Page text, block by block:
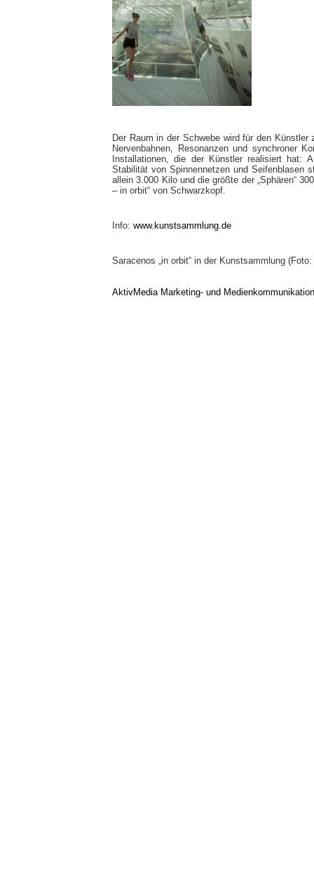
Der Raum in der Schwebe wird für den
Nervenbahnen, Resonanzen und synchroner
Installationen, die der Künstler realisiert hat:
Stabilität von Spinnennetzen und Seifenblasen
allein 3.000 Kilo und die größte der „Sphären“
– in orbit“ von Schwarzkopf.
Info: www.kunstsammlung.de
Saracenos „in orbit“ in der Kunstsammlung
AktivMedia Marketing- und